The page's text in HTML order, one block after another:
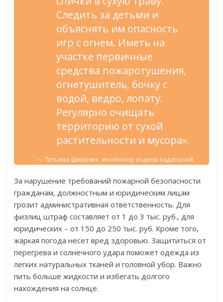
Следить за детьми и
объяснять им опасность
игр с огнем. Иметь на
участке первичные
средства пожаротушения,
огнетушитель, бочку с
водой, ведро, лопату.
Регулярно очищать
территорию от сухой
растительности и мусора».
— Татьяна Широких, инспектор отдела надзорной
работы в Старом Осколе ГУ МЧС России.
За нарушение требований пожарной безопасности
гражданам, должностным и юридическим лицам
грозит административная ответственность. Для
физлиц штраф составляет от 1 до 3 тыс. руб., для
юридических – от 150 до 250 тыс. руб. Кроме того,
жаркая погода несет вред здоровью. Защититься от
перегрева и солнечного удара поможет одежда из
легких натуральных тканей и головной убор. Важно
пить больше жидкости и избегать долгого
нахождения на солнце.